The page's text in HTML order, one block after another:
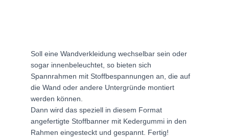
Soll eine Wandverkleidung wechselbar sein oder
sogar innenbeleuchtet, so bieten sich
Spannrahmen mit Stoffbespannungen an, die auf
die Wand oder andere Untergründe montiert
werden können.
Dann wird das speziell in diesem Format
angefertigte Stoffbanner mit Kedergummi in den
Rahmen eingesteckt und gespannt. Fertig!